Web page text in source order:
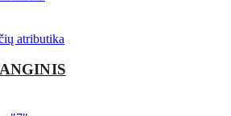
atributika